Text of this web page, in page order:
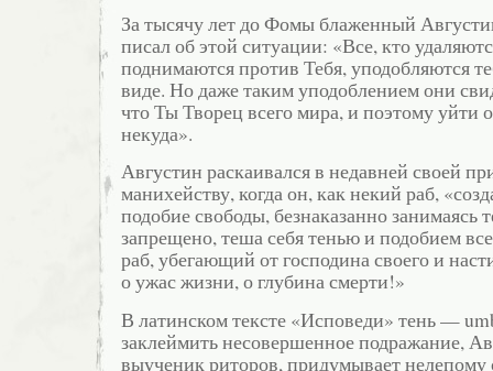
За тысячу лет до Фомы блаженный
писал об этой ситуации: «Все, кто
поднимаются против Тебя, уподобляются
виде. Но даже таким уподоблением они
что Ты Творец всего мира, и поэтому уйти
некуда».
Августин раскаивался в недавней своей
манихейству, когда он, как некий раб,
подобие свободы, безнаказанно занимаясь
запрещено, теша себя тенью и подобием
раб, убегающий от господина своего и
о ужас жизни, о глубина смерти!»
В латинском тексте «Исповеди» тень —
заклеймить несовершенное подражание,
выученик риторов, придумывает нелепому